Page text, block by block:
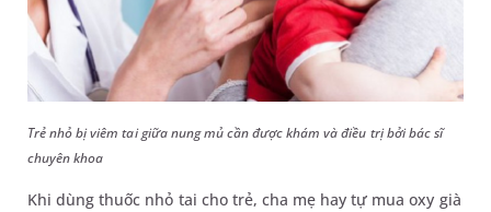
Trẻ nhỏ bị viêm tai giữa nung mủ cần được khám và điều trị bởi bác sĩ
chuyên khoa
Khi dùng thuốc nhỏ tai cho trẻ, cha mẹ hay tự mua oxy già